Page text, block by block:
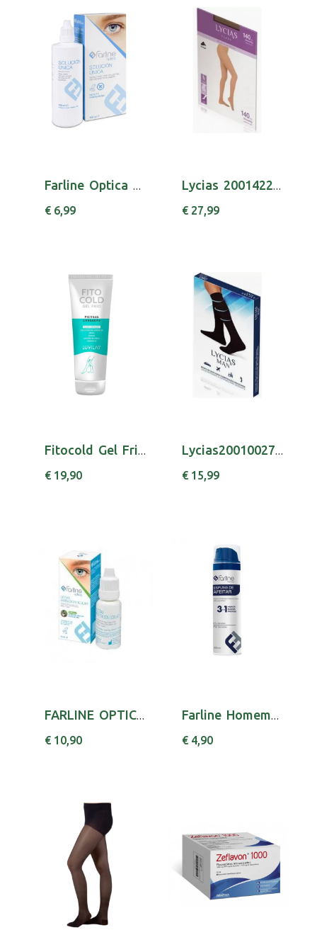
Farline Optica Sol Unica Lent Cont 100ml
€ 6,99
Lycias 2001422300 Class Coll 140 T2 Nude
€ 27,99
Fitocold Gel Frio Pern Cans 250ml
€ 19,90
Lycias20010027002 Man Meia T3 Azul
€ 15,99
FARLINE OPTICA GOTAS IRRIT OCUL 10ML,
€ 10,90
Farline Homem Esp Barbear Psens 100Ml
€ 4,90